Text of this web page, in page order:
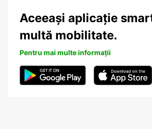
Aceeași aplicație
multă mobilitate.
Pentru mai multe informații